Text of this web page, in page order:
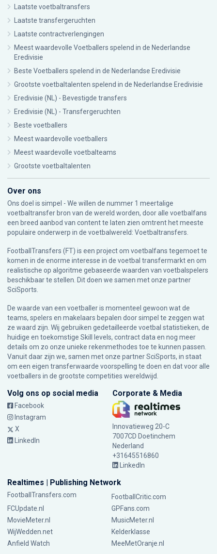
Laatste voetbaltransfers
Laatste transfergeruchten
Laatste contractverlengingen
Meest waardevolle Voetballers spelend in de Nederlandse
Eredivisie
Beste Voetballers spelend in de Nederlandse Eredivisie
Grootste voetbaltalenten spelend in de Nederlandse Eredivisie
Eredivisie (NL) - Bevestigde transfers
Eredivisie (NL) - Transfergeruchten
Beste voetballers
Meest waardevolle voetballers
Meest waardevolle voetbalteams
Grootste voetbaltalenten
Over ons
Ons doel is simpel - We willen de nummer 1 meertalige
voetbaltransfer bron van de wereld worden, door alle voetbalfans
een breed aanbod van content te laten zien omtrent het meeste
populaire onderwerp in de voetbalwereld: Voetbaltransfers.
FootballTransfers (FT) is een project om voetbalfans tegemoet te
komen in de enorme interesse in de voetbal transfermarkt en om
realistische op algoritme gebaseerde waarden van voetbalspelers
beschikbaar te stellen. Dit doen we samen met onze partner
SciSports
De waarde van een voetballer is momenteel gewoon wat de
teams, spelers en makelaars bepalen door simpel te zeggen wat
ze waard zijn. Wij gebruiken gedetailleerde voetbal statistieken, de
huidige en toekomstige Skill levels, contract data en nog meer
details om zo onze unieke rekenmethodes toe te kunnen passen.
Vanuit daar zijn we, samen met onze partner SciSports, in staat
om een eigen transferwaarde voorspelling te doen en dat voor alle
voetballers in de grootste competities wereldwijd.
Volg ons op social media
Facebook
Instagram
X
LinkedIn
Corporate & Media
Innovatieweg 20-C
7007CD Doetinchem
Nederland
+31645516860
LinkedIn
Realtimes | Publishing Network
FootballTransfers.com
FootballCritic.com
FCUpdate.nl
GPFans.com
MovieMeter.nl
MusicMeter.nl
WijWedden.net
Kelderklasse
Anfield Watch
MeeMetOranje.nl